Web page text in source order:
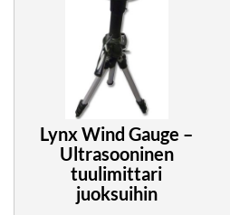
Lynx Wind Gauge –
Ultrasooninen
tuulimittari
juoksuihin